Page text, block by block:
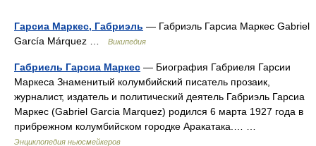
Гарсиа Маркес, Габриэль — Габриэль Гарсиа Маркес Gabriel
García Márquez …
Википедия
Габриель Гарсиа Маркес — Биография Габриеля Гарсии
Маркеса Знаменитый колумбийский писатель прозаик,
журналист, издатель и политический деятель Габриэль Гарсиа
Маркес (Gabriel Garcia Marquez) родился 6 марта 1927 года в
прибрежном колумбийском городке Аракатака.… …
Энциклопедия ньюсмейкеров